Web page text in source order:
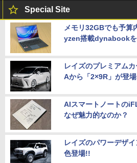
Special Site
メモリ32GBでも予算
yzen搭載dynabookを
レイズのプレミアム
Aから「2×9R」が登場
AIスマートノートの
なぜ魅力的なのか？
レイズのパワーデザ
色登場!!